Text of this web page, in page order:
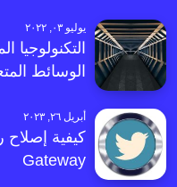
يوليو ٠٣, ٢٠٢٢
الوسائط
أبريل ٢٦, ٢٠٢٣
Gateway